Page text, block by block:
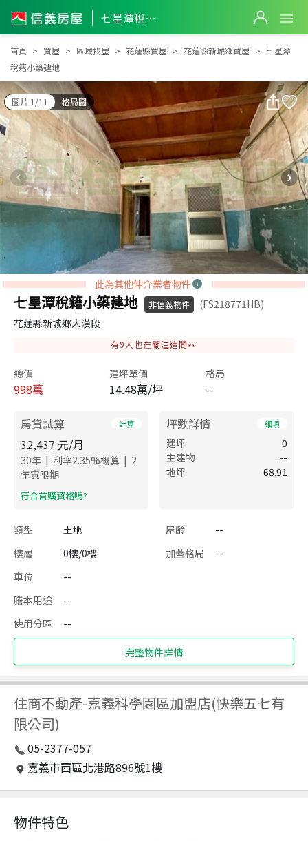
七星潭稅籍小築建地
七星潭稅籍小築建地
首頁 買屋 區域找屋 花蓮縣買屋 花蓮縣新城鄉買屋
七星潭
稅籍小築建地
圖片 1/11 格局圖
此為其他仲介業者物件
七星潭稅籍小築建地 非信義物件
(FS218771HB)
花蓮縣新城鄉大漢段
有9 人也在關注這間👀
總價
998萬
建坪單價
14.48萬/坪
格局
--
房貸試算 計算
32,437 元/月
30年 | 利率2.35%概算 | 2
年寬限期
​符合首購資格嗎?
坪數詳情 細項
建坪
0
主建物
--
地坪
68.91
類型 土地 屋齡
--
樓層
0樓/0樓 加蓋格局
--
車位
--
謄本用途
--
使用分區
--
完整物件詳情
住商不動產-嘉義科學園區加盟店(快樂五七有
限公司)
05-2377-057
嘉義市西區北港路896號1樓
物件特色